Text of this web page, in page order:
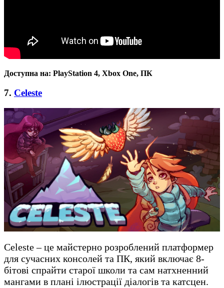
Доступна на: PlayStation 4, Xbox One, ПК
7. Celeste
Сeleste – це майстерно розроблений платформер
для сучасних консолей та ПК, який включає 8-
бітові спрайти старої школи та сам натхненний
мангами в плані ілюстрації діалогів та катсцен.